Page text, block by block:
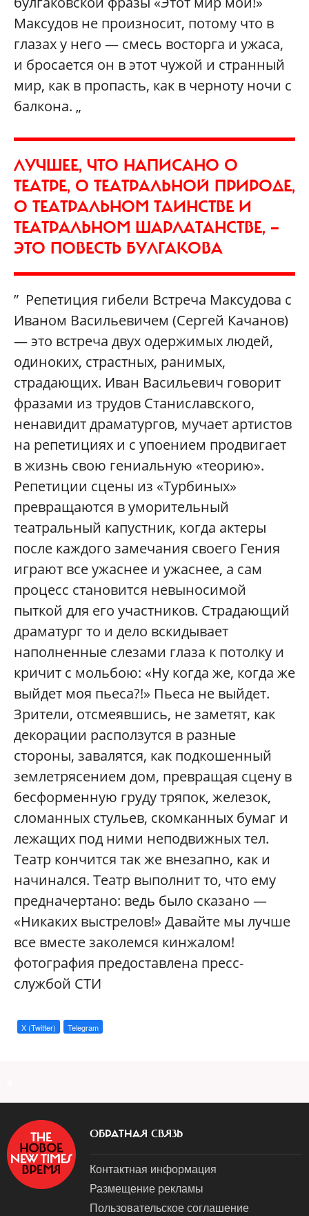
Максудов не произносит, потому что в
глазах у него — смесь восторга и ужаса,
и бросается он в этот чужой и странный
мир, как в пропасть, как в черноту ночи с
балкона. „
ЛУЧШЕЕ, ЧТО НАПИСАНО О
ТЕАТРЕ, О ТЕАТРАЛЬНОЙ ПРИРОДЕ,
О ТЕАТРАЛЬНОМ ТАИНСТВЕ И
ТЕАТРАЛЬНОМ ШАРЛАТАНСТВЕ, —
ЭТО ПОВЕСТЬ БУЛГАКОВА
” Репетиция гибели Встреча Максудова с
Иваном Васильевичем (Сергей Качанов)
— это встреча двух одержимых людей,
одиноких, страстных, ранимых,
страдающих. Иван Васильевич говорит
фразами из трудов Станиславского,
ненавидит драматургов, мучает артистов
на репетициях и с упоением продвигает
в жизнь свою гениальную «теорию».
Репетиции сцены из «Турбиных»
превращаются в уморительный
театральный капустник, когда актеры
после каждого замечания своего Гения
играют все ужаснее и ужаснее, а сам
процесс становится невыносимой
пыткой для его участников. Страдающий
драматург то и дело вскидывает
наполненные слезами глаза к потолку и
кричит с мольбою: «Ну когда же, когда же
выйдет моя пьеса?!» Пьеса не выйдет.
Зрители, отсмеявшись, не заметят, как
декорации расползутся в разные
стороны, завалятся, как подкошенный
землетрясением дом, превращая сцену в
бесформенную груду тряпок, железок,
сломанных стульев, скомканных бумаг и
лежащих под ними неподвижных тел.
Театр кончится так же внезапно, как и
начинался. Театр выполнит то, что ему
предначертано: ведь было сказано —
«Никаких выстрелов!» Давайте мы лучше
все вместе заколемся кинжалом!
фотография предоставлена пресс-
службой СТИ
X (Twitter) Telegram
ОБРАТНАЯ СВЯЗЬ
Контактная информация
Размещение рекламы
Пользовательское соглашение